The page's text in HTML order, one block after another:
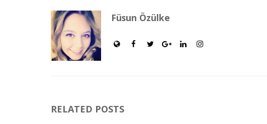
Füsun Özülke
RELATED POSTS